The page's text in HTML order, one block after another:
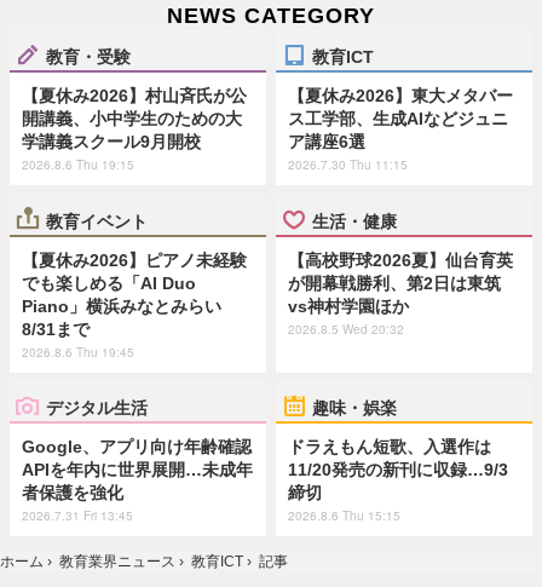
NEWS CATEGORY
教育・受験
【夏休み2026】村山斉氏が公
開講義、小中学生のための大
学講義スクール9月開校
2026.8.6 Thu 19:15
教育ICT
【夏休み2026】東大メタバー
ス工学部、生成AIなどジュニ
ア講座6選
2026.7.30 Thu 11:15
教育イベント
【夏休み2026】ピアノ未経験
でも楽しめる「AI Duo
Piano」横浜みなとみらい
8/31まで
2026.8.6 Thu 19:45
生活・健康
【高校野球2026夏】仙台育英
が開幕戦勝利、第2日は東筑
vs神村学園ほか
2026.8.5 Wed 20:32
デジタル生活
Google、アプリ向け年齢確認
APIを年内に世界展開…未成年
者保護を強化
2026.7.31 Fri 13:45
趣味・娯楽
ドラえもん短歌、入選作は
11/20発売の新刊に収録…9/3
締切
2026.8.6 Thu 15:15
ホーム › 教育業界ニュース › 教育ICT › 記事